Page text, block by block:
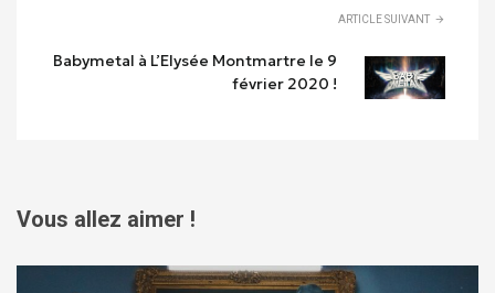
ARTICLE SUIVANT
Babymetal à L’Elysée Montmartre le 9
février 2020 !
Vous allez aimer !